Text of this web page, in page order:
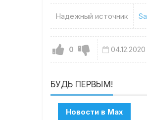
Надежный источник
0 04.12.2020
БУДЬ ПЕРВЫМ!